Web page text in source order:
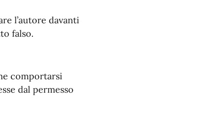
l’autore davanti
falso.
comportarsi
dal permesso